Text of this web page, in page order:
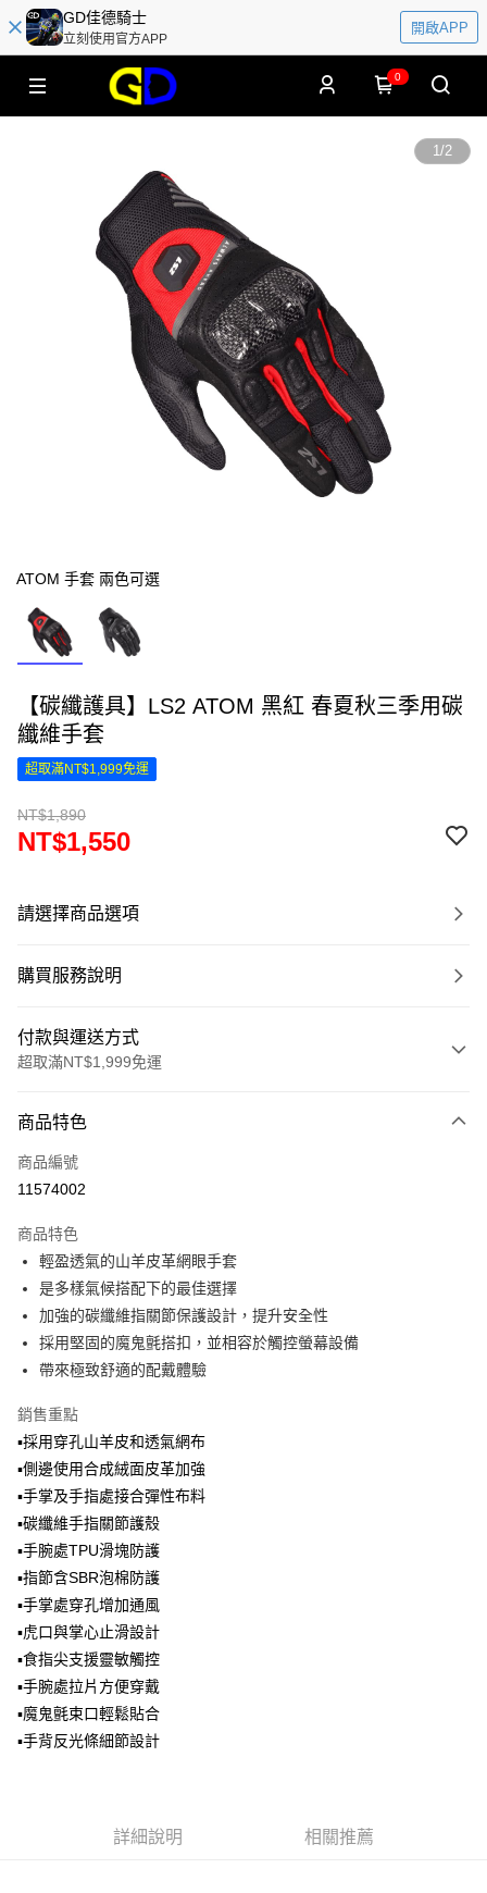
GD佳德騎士
立刻使用官方APP
開啟APP
0
1/2
ATOM 手套 兩色可選
【碳纖護具】LS2 ATOM 黑紅 春夏秋三季用碳
纖維手套
超取滿NT$1,999免運
NT$1,890
NT$1,550
請選擇商品選項
購買服務說明
付款與運送方式
超取滿NT$1,999免運
信用卡一次付款
信用卡分期付款
合作金庫商業銀行
華南商業銀行
上海商業儲蓄銀行
國泰世華商業銀行
兆豐國際商業銀行
臺灣中小企業銀行
台中商業銀行
匯豐（台灣）商業銀行
聯邦商業銀行
元大商業銀行
台新國際商業銀行
台灣樂天信用卡公司
超商取貨付款
LINE Pay
Apple Pay
街口支付
悠遊付
Google Pay
全盈+PAY
大哥付你分期
相關說明
【大哥付你分期使用說明】
1.本服務由台灣大哥大提供，台灣大哥大用戶可立即使用無須另外申請。
2.付款方式選擇「大哥付你分期」，訂單成立後會自動跳轉到大哥付的交易
流程，驗證手機門號後，選擇欲分期的期數、繳款截止日，確認付款後即完
成交易。
3.實際核准額度、可分期數及費用金額請依後續交易確認頁面所載為準。
消。如遇「轉專審核」未通過狀況，表示未達大哥付你分期系統評分，恕無
法說明評估內容。
帳／街口支付／iPASS MONEY」等通路繳費。
AFTEE先享後付
相關說明
【關於「AFTEE先享後付」】
AFTEE先享後付是「在收到商品之後才付款」的支付方式。 讓您購物簡單
便利好安心！
１．簡單：不需註冊會員、不需綁卡、不需儲值。
２．便利：只要手機號碼，簡訊認證，即可結帳。
３．安心：先確認商品／服務後，再付款。
結帳頁面，進行簡訊認證並確認金額後，即可完成結帳。
２．訂單成立數日內，您將收到繳費通知簡訊。
ATM付款
運送方式
付款後全家取貨
商品特色
商品編號
11574002
商品特色
輕盈透氣的山羊皮革網眼手套
是多樣氣候搭配下的最佳選擇
加強的碳纖維指關節保護設計，提升安全性
採用堅固的魔鬼氈搭扣，並相容於觸控螢幕設備
帶來極致舒適的配戴體驗
銷售重點
▪️採用穿孔山羊皮和透氣網布
▪️側邊使用合成絨面皮革加強
▪️手掌及手指處接合彈性布料
▪️碳纖維手指關節護殼
▪️手腕處TPU滑塊防護
▪️指節含SBR泡棉防護
▪️手掌處穿孔增加通風
▪️虎口與掌心止滑設計
▪️食指尖支援靈敏觸控
▪️手腕處拉片方便穿戴
▪️魔鬼氈束口輕鬆貼合
▪️手背反光條細節設計
詳細說明 相關推薦